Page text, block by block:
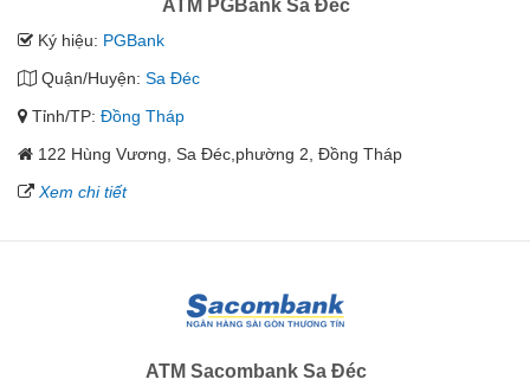
ATM PGBank Sa Đéc
Ký hiệu: PGBank
Quận/Huyện: Sa Đéc
Tỉnh/TP: Đồng Tháp
122 Hùng Vương, Sa Đéc,phường 2, Đồng Tháp
Xem chi tiết
ATM Sacombank Sa Đéc